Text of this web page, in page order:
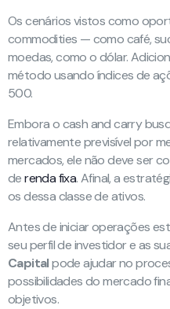
Os cenários vistos como
commodities — como café,
moedas, como o dólar.
método usando índices de
500.
Embora o cash and carry
relativamente previsível por
mercados, ele não deve ser
derenda fixa. Afinal, a
os dessa classe de ativos.
Antes de iniciar operações
seu perfil de investidor e as
Capitalpode ajudar no
possibilidades do mercado
objetivos.